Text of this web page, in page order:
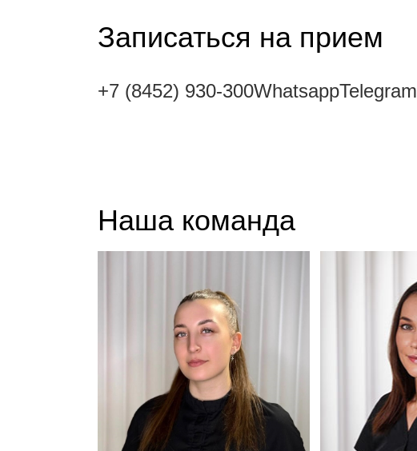
Записаться на прием
+7 (8452) 930-300WhatsappTelegram
Наша команда